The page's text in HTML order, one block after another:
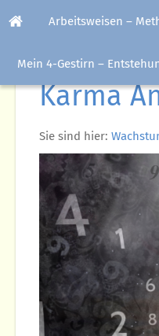
Arbeitsweisen –
Mein 4-Gestirn –
Karma
Sie sind hier: